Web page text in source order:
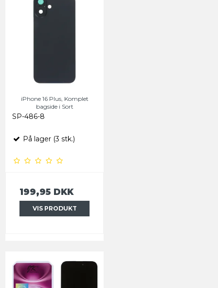
iPhone 16 Plus, Komplet
bagside i Sort
SP-486-8
På lager (3 stk.)
199,95 DKK
VIS PRODUKT